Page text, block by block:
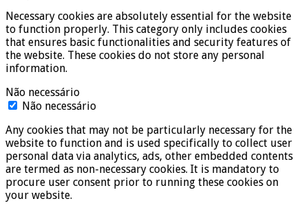
Necessary cookies are absolutely essential for the website
to function properly. This category only includes cookies
that ensures basic functionalities and security features of
the website. These cookies do not store any personal
information.
Não necessário
Não necessário
Any cookies that may not be particularly necessary for the
website to function and is used specifically to collect user
personal data via analytics, ads, other embedded contents
are termed as non-necessary cookies. It is mandatory to
procure user consent prior to running these cookies on
your website.